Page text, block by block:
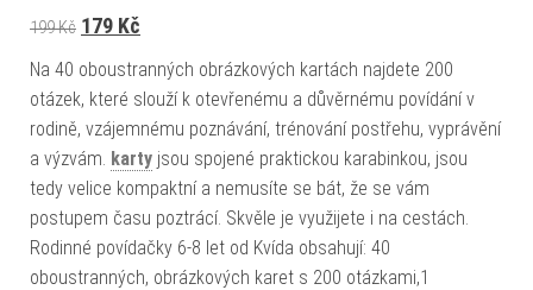
199Kč Původní cena byla: 199 Kč.
179 Kč
Na 40 oboustranných obrázkových kartách najdete 200
otázek, které slouží k otevřenému a důvěrnému povídání v
rodině, vzájemnému poznávání, trénování postřehu, vyprávění
a výzvám. karty jsou spojené praktickou karabinkou, jsou
tedy velice kompaktní a nemusíte se bát, že se vám
postupem času poztrácí. Skvěle je využijete i na cestách.
Rodinné povídačky 6-8 let od Kvída obsahují: 40
oboustranných, obrázkových karet s 200 otázkami,1